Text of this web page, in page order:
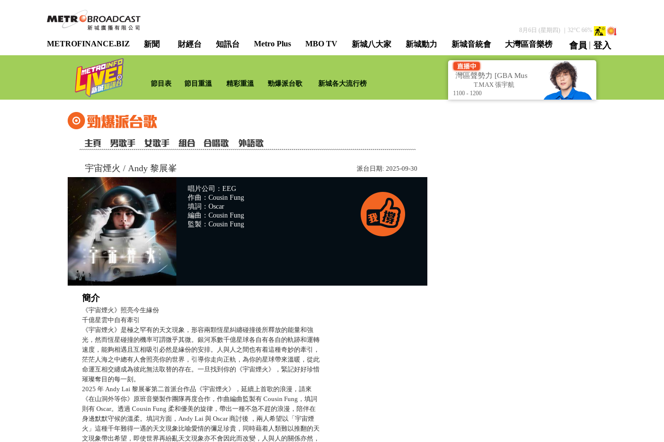
8月6日 (星期四)｜ 32°C 66%
METROFINANCE.BIZ 新聞 財經台 知訊台 Metro Plus MBO TV 新城八大家 新城動力 新城音統會 大灣區音樂榜 會員 | 登入
直播 / 重溫
節目表 節目重溫 精彩重溫 勁爆派台歌 新城各大流行榜
灣區聲勢力 [GBA Music Power] 灣區聲勢力 [GBA Music
T.MAX 張宇航 T.MAX 張宇航
1100 - 1200
宇宙煙火 / Andy 黎展峯 派台日期: 2025-09-30
唱片公司：EEG
作曲：Cousin Fung
填詞：Oscar
編曲：Cousin Fung
監製：Cousin Fung
簡介
《宇宙煙火》照亮今生緣份
千億星雲中自有牽引
《宇宙煙火》是極之罕有的天文現象，形容兩顆恆星糾纏碰撞後所釋放的能量和強
光，然而恆星碰撞的機率可謂微乎其微。銀河系數千億星球各自有各自的軌跡和運轉
速度，能夠相遇且互相吸引必然是緣份的安排。人與人之間也有着這種奇妙的牽引，
茫茫人海之中總有人會照亮你的世界，引導你走向正軌，為你的星球帶來溫暖，從此
命運互相交纏成為彼此無法取替的存在。一旦找到你的《宇宙煙火》，緊記好好珍惜
璀璨奪目的每一刻。
2025 年 Andy Lai 黎展峯第二首派台作品《宇宙煙火》，延續上首歌的浪漫，請來
《在山洞外等你》原班音樂製作團隊再度合作，作曲編曲監製有 Cousin Fung，填詞
則有 Oscar。透過 Cousin Fung 柔和優美的旋律，帶出一種不急不趕的浪漫，陪伴在
身邊默默守候的溫柔。填詞方面，Andy Lai 與 Oscar 商討後 ，兩人希望以「宇宙煙
火」這種千年難得一遇的天文現象比喻愛情的彌足珍貴，同時藉着人類難以推翻的天
文現象帶出希望，即使世界再紛亂天文現象亦不會因此而改變，人與人的關係亦然，